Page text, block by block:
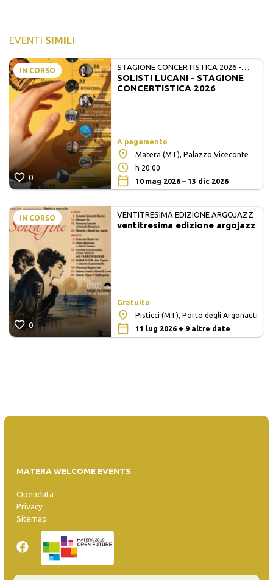
EVENTI SIMILI
IN CORSO
0
STAGIONE CONCERTISTICA 2026 -
MATE E SOLISTI LUCANI
SOLISTI LUCANI - STAGIONE
CONCERTISTICA 2026
A pagamento
Matera (MT), Palazzo Viceconte
h 20:00
10 mag 2026 – 13 dic 2026
IN CORSO
0
VENTITRESIMA EDIZIONE ARGOJAZZ
ventitresima edizione argojazz
Gratuito
Pisticci (MT), Porto degli Argonauti
11 lug 2026 + 9 altre date
MATERA WELCOME EVENTS
Opendata
Privacy
Sitemap